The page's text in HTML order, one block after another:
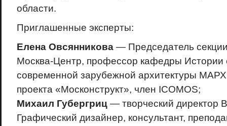
области.
Приглашенные эксперты:
Елена Овсянникова— Председатель
Москва-Центр, профессор кафедры Истории
современной зарубежной архитектуры
проекта «Москонструкт», член ICOMOS;
Михаил Губергриц— творческий директор
Графический дизайнер, консультант,